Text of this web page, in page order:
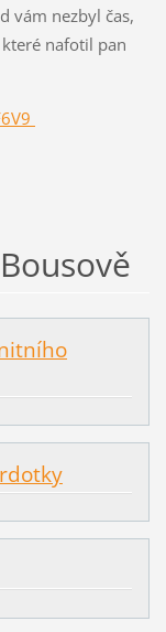
vám nezbyl čas,
nafotil pan